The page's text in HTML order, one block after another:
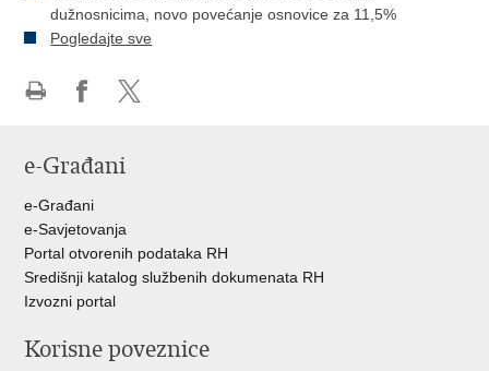
dužnosnicima, novo povećanje osnovice za 11,5%
Pogledajte sve
FacebookuTwitteru
e-Građani
e-Građani
e-Savjetovanja
Portal otvorenih podataka RH
Središnji katalog službenih dokumenata RH
Izvozni portal
Korisne poveznice